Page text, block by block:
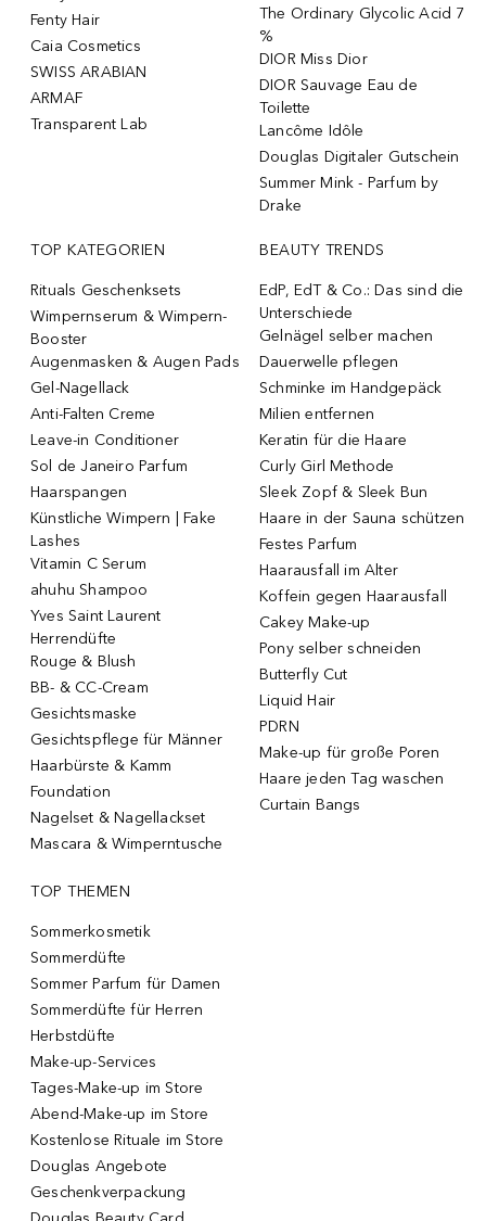
Fenty Hair
Caia Cosmetics
SWISS ARABIAN
ARMAF
Transparent Lab
The Ordinary Glycolic Acid 7
%
DIOR Miss Dior
DIOR Sauvage Eau de
Toilette
Lancôme Idôle
Douglas Digitaler Gutschein
Summer Mink - Parfum by
Drake
TOP KATEGORIEN
Rituals Geschenksets
Wimpernserum & Wimpern-
Booster
Augenmasken & Augen Pads
Gel-Nagellack
Anti-Falten Creme
Leave-in Conditioner
Sol de Janeiro Parfum
Haarspangen
Künstliche Wimpern | Fake
Lashes
Vitamin C Serum
ahuhu Shampoo
Yves Saint Laurent
Herrendüfte
Rouge & Blush
BB- & CC-Cream
Gesichtsmaske
Gesichtspflege für Männer
Haarbürste & Kamm
Foundation
Nagelset & Nagellackset
Mascara & Wimperntusche
BEAUTY TRENDS
EdP, EdT & Co.: Das sind die
Unterschiede
Gelnägel selber machen
Dauerwelle pflegen
Schminke im Handgepäck
Milien entfernen
Keratin für die Haare
Curly Girl Methode
Sleek Zopf & Sleek Bun
Haare in der Sauna schützen
Festes Parfum
Haarausfall im Alter
Koffein gegen Haarausfall
Cakey Make-up
Pony selber schneiden
Butterfly Cut
Liquid Hair
PDRN
Make-up für große Poren
Haare jeden Tag waschen
Curtain Bangs
TOP THEMEN
Sommerkosmetik
Sommerdüfte
Sommer Parfum für Damen
Sommerdüfte für Herren
Herbstdüfte
Make-up-Services
Tages-Make-up im Store
Abend-Make-up im Store
Kostenlose Rituale im Store
Douglas Angebote
Geschenkverpackung